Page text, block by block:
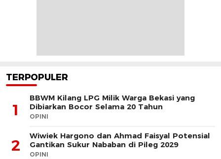
TERPOPULER
1
BBWM Kilang LPG Milik Warga Bekasi yang
Dibiarkan Bocor Selama 20 Tahun
OPINI
2
Wiwiek Hargono dan Ahmad Faisyal Potensial
Gantikan Sukur Nababan di Pileg 2029
OPINI